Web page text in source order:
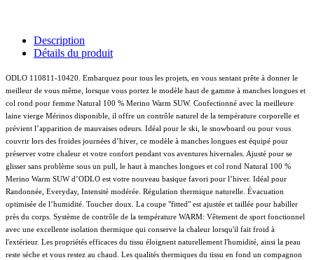
Description
Détails du produit
ODLO 110811-10420. Embarquez pour tous les projets, en vous sentant prête à donner le
meilleur de vous même, lorsque vous portez le modèle haut de gamme à manches longues et
col rond pour femme Natural 100 % Merino Warm SUW. Confectionné avec la meilleure
laine vierge Mérinos disponible, il offre un contrôle naturel de la température corporelle et
prévient l’apparition de mauvaises odeurs. Idéal pour le ski, le snowboard ou pour vous
couvrir lors des froides journées d’hiver, ce modèle à manches longues est équipé pour
préserver votre chaleur et votre confort pendant vos aventures hivernales. Ajusté pour se
glisser sans problème sous un pull, le haut à manches longues et col rond Natural 100 %
Merino Warm SUW d’ODLO est votre nouveau basique favori pour l’hiver. Idéal pour
Randonnée, Everyday, Intensité modérée. Régulation thermique naturelle. Évacuation
optimisée de l’humidité. Toucher doux. La coupe "fitted" est ajustée et taillée pour habiller
près du corps. Système de contrôle de la température WARM: Vêtement de sport fonctionnel
avec une excellente isolation thermique qui conserve la chaleur lorsqu'il fait froid à
l'extérieur. Les propriétés efficaces du tissu éloignent naturellement l'humidité, ainsi la peau
reste sèche et vous restez au chaud. Les qualités thermiques du tissu en fond un compagnon